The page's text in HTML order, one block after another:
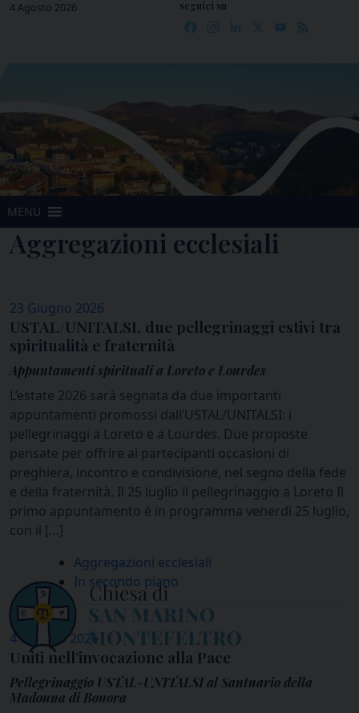
Skip
4 Agosto 2026 seguici su
Facebook
Instagram
LinkedIn YouTube
MENU
Aggregazioni ecclesiali
23 Giugno 2026
USTAL/UNITALSI, due pellegrinaggi estivi tra
spiritualità e fraternità
Appuntamenti spirituali a Loreto e Lourdes
L’estate 2026 sarà segnata da due importanti
appuntamenti promossi dall’USTAL/UNITALSI: i
pellegrinaggi a Loreto e a Lourdes. Due proposte
pensate per offrire ai partecipanti occasioni di
preghiera, incontro e condivisione, nel segno della fede
e della fraternità. Il 25 luglio il pellegrinaggio a Loreto Il
primo appuntamento è in programma venerdì 25 luglio,
con il […]
Aggregazioni ecclesiali
In secondo piano
4 Maggio 2026
Uniti nell’invocazione alla Pace
Pellegrinaggio USTAL-UNITALSI al Santuario della
Madonna di Bonora